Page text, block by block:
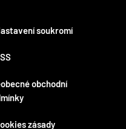
obchodní
zásady
soukromí